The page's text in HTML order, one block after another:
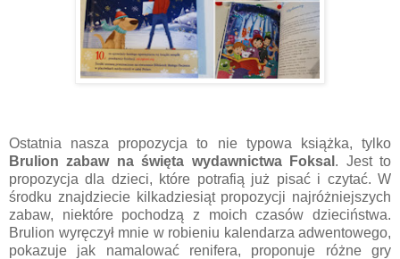
Ostatnia nasza propozycja to nie typowa książka, tylko
Brulion zabaw na święta wydawnictwa Foksal . Jest to
propozycja dla dzieci, które potrafią już pisać i czytać. W
środku znajdziecie kilkadziesiąt propozycji najróżniejszych
zabaw, niektóre pochodzą z moich czasów dzieciństwa.
Brulion wyręczył mnie w robieniu kalendarza adwentowego,
pokazuje jak namalować renifera, proponuje różne gry